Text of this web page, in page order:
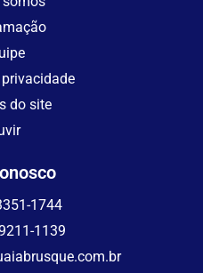
do site
1744
1139